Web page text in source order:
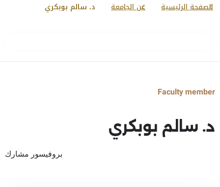
الصفحة الرئيسية عن الجامعة د. سالم بوبكري
Faculty member
د. سالم بوبكري
بروفيسور مشارك